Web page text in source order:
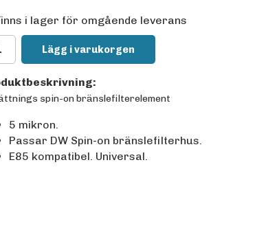
i lager för omgående leverans
Lägg i varukorgen
spin-on bränslefilterelement
5 mikron.
Passar DW Spin-on bränslefilterhus.
E85 kompatibel. Universal.